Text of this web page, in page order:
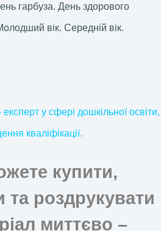
гарбуза. День здорового
вік. Середній вік.
у сфері дошкільної освіти,
кваліфікації.
купити,
та роздрукувати
миттєво –